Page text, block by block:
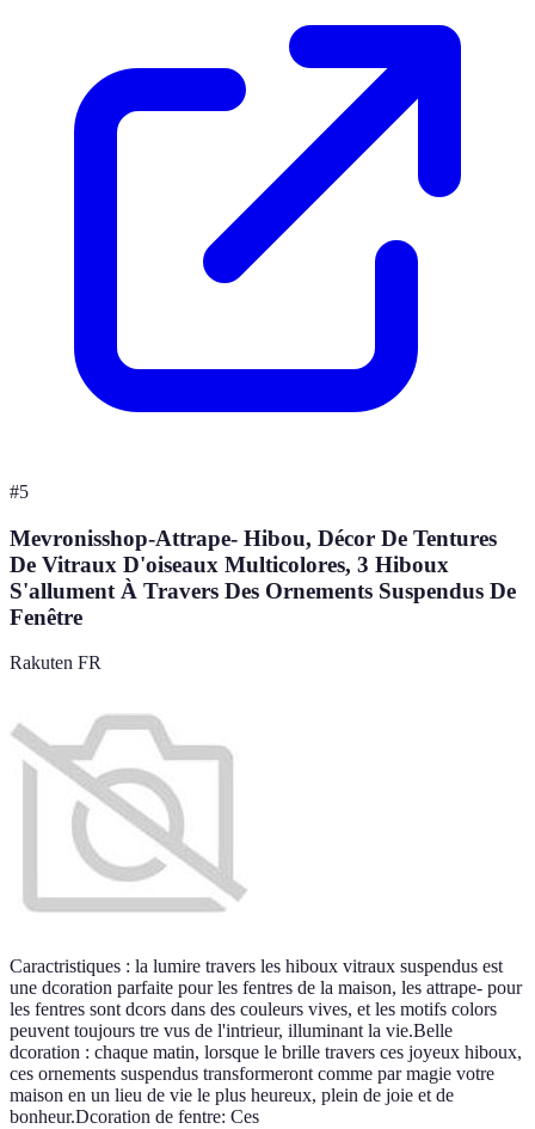
#5
Mevronisshop-Attrape- Hibou, Décor De Tentures
De Vitraux D'oiseaux Multicolores, 3 Hiboux
S'allument À Travers Des Ornements Suspendus De
Fenêtre
Rakuten FR
Caractristiques : la lumire travers les hiboux vitraux suspendus est
une dcoration parfaite pour les fentres de la maison, les attrape- pour
les fentres sont dcors dans des couleurs vives, et les motifs colors
peuvent toujours tre vus de l'intrieur, illuminant la vie.Belle
dcoration : chaque matin, lorsque le brille travers ces joyeux hiboux,
ces ornements suspendus transformeront comme par magie votre
maison en un lieu de vie le plus heureux, plein de joie et de
bonheur.Dcoration de fentre: Ces